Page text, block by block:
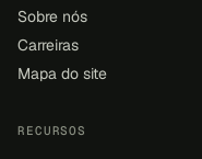
Sobre nós
Carreiras
Mapa do site
RECURSOS